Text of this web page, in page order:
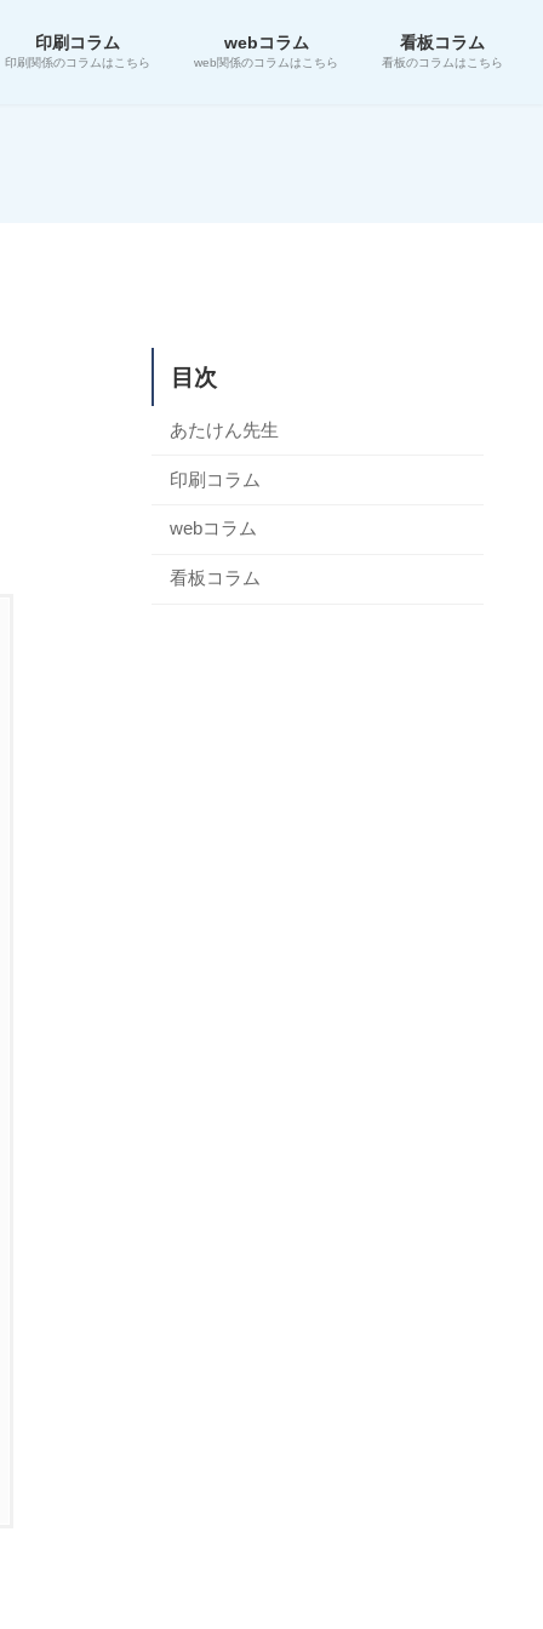
印刷コラム
印刷関係のコラムはこちら
webコラム
web関係のコラムはこちら
看板コラム
看板のコラムはこちら
目次
あたけん先生
印刷コラム
webコラム
看板コラム